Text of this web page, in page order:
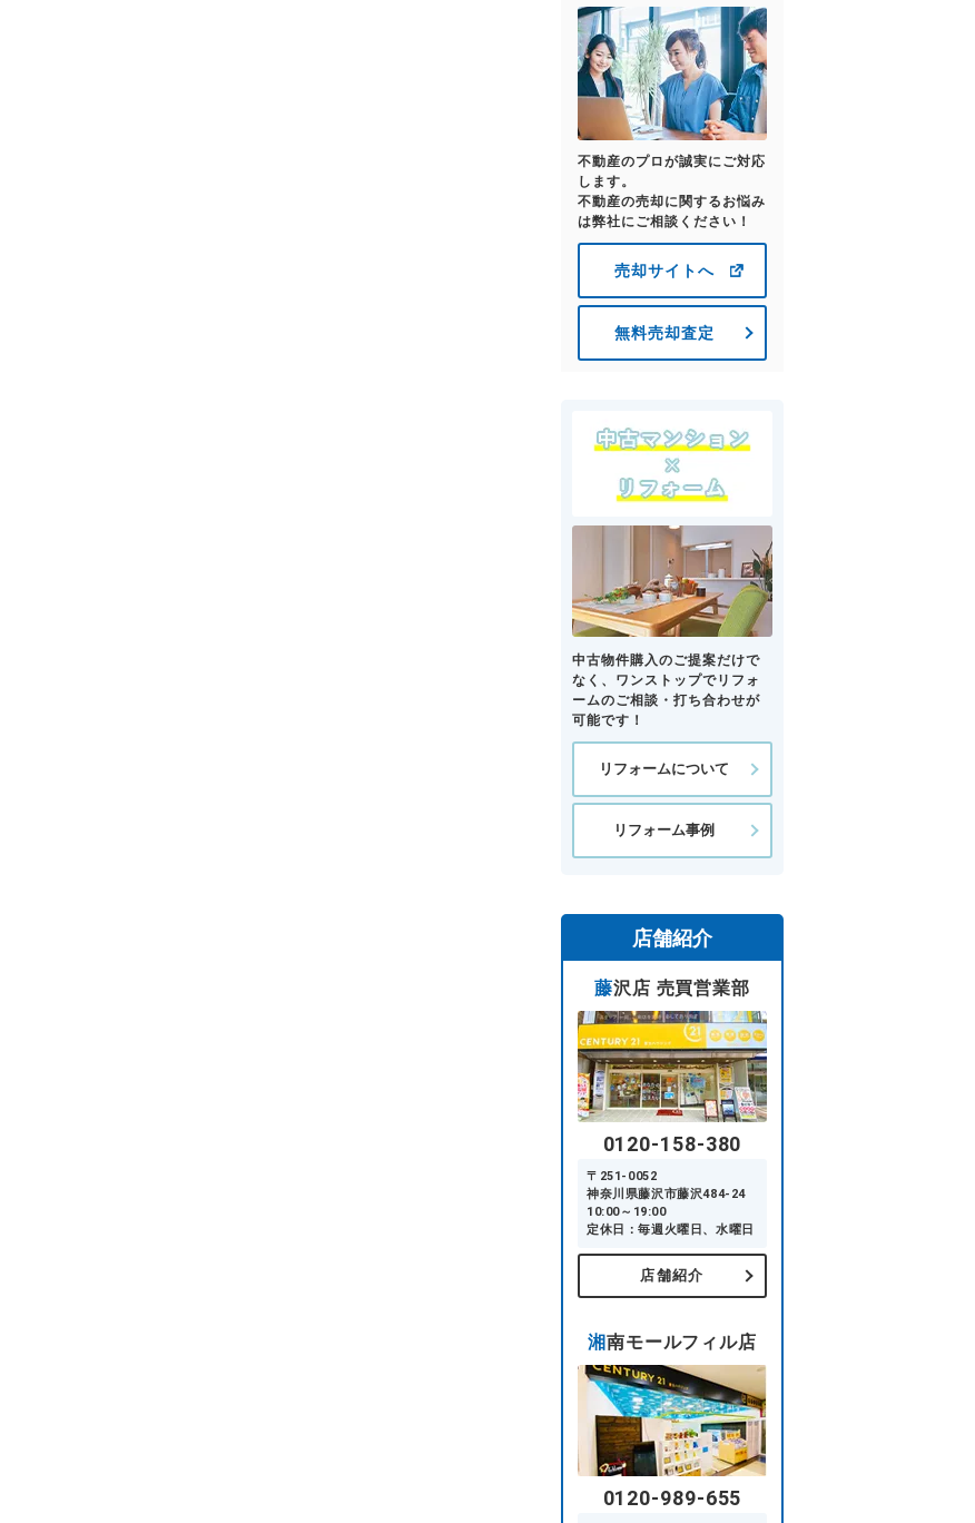
不動産のプロが誠実にご対応
します。
不動産の売却に関するお悩み
は弊社にご相談ください！
売却サイトへ
無料売却査定
中古物件購入のご提案だけで
なく、ワンストップでリフォ
ームのご相談・打ち合わせが
可能です！
リフォームについて
リフォーム事例
店舗紹介
藤沢店 売買営業部
0120-158-380
〒251-0052
神奈川県藤沢市藤沢484-24
10:00～19:00
定休日：毎週火曜日、水曜日
店舗紹介
湘南モールフィル店
0120-989-655